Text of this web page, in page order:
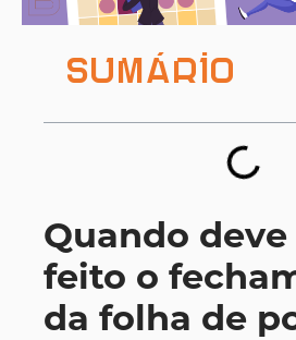
Sumário
Quando deve
feito o
da folha de